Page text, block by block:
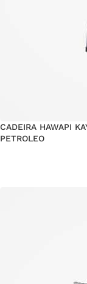
CADEIRA HAWAPI
PETROLEO